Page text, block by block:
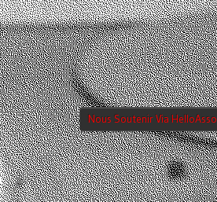
Nous Soutenir Via HelloAsso